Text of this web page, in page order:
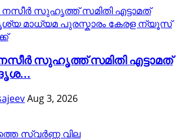
നസീര്‍ സുഹൃത്ത് സമിതി എട്ടാമത്
Aug 3, 2026